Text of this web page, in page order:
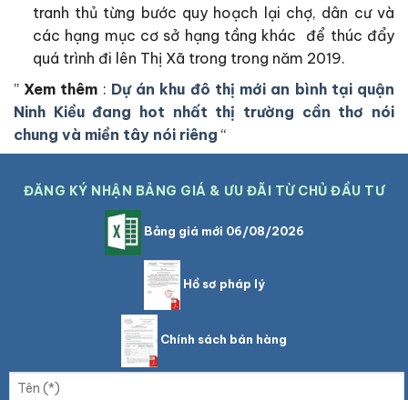
tranh thủ từng bước quy hoạch lại chợ, dân cư và
các hạng mục cơ sở hạng tầng khác để thúc đẩy
quá trình đi lên Thị Xã trong trong năm 2019.
” Xem thêm : Dự án khu đô thị mới an bình tại quận
Ninh Kiều đang hot nhất thị trường cần thơ nói
chung và miền tây nói riêng “
ĐĂNG KÝ NHẬN BẢNG GIÁ & ƯU ĐÃI TỪ CHỦ ĐẦU TƯ
Bảng giá mới 06/08/2026
Hồ sơ pháp lý
Chính sách bán hàng